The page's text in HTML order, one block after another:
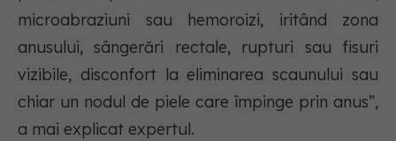
microabraziuni sau hemoroizi, iritând zona
anusului, sângerări rectale, rupturi sau fisuri
vizibile, disconfort la eliminarea scaunului sau
chiar un nodul de piele care împinge prin anus”,
a mai explicat expertul.